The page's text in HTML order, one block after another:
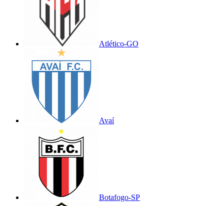
Atlético-GO
Avaí
Botafogo-SP